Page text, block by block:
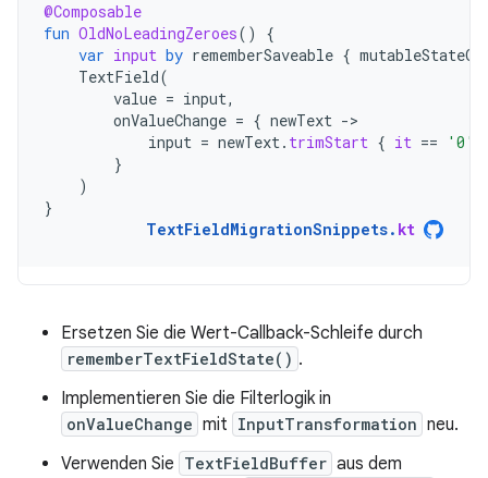
@Composable
fun OldNoLeadingZeroes()
{
var input by rememberSaveable { mutableStateOf
TextField(
value = input,
onValueChange = { newText -
input = newText. trimStart { it == '0'
}
)
}
TextFieldMigrationSnippets. kt
Ersetzen Sie die Wert-Callback-Schleife durch
rememberTextFieldState() .
Implementieren Sie die Filterlogik in
onValueChange mit InputTransformation neu.
Verwenden Sie TextFieldBuffer aus dem